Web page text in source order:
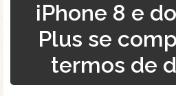
iPhone 8 e
Plus se
termos de